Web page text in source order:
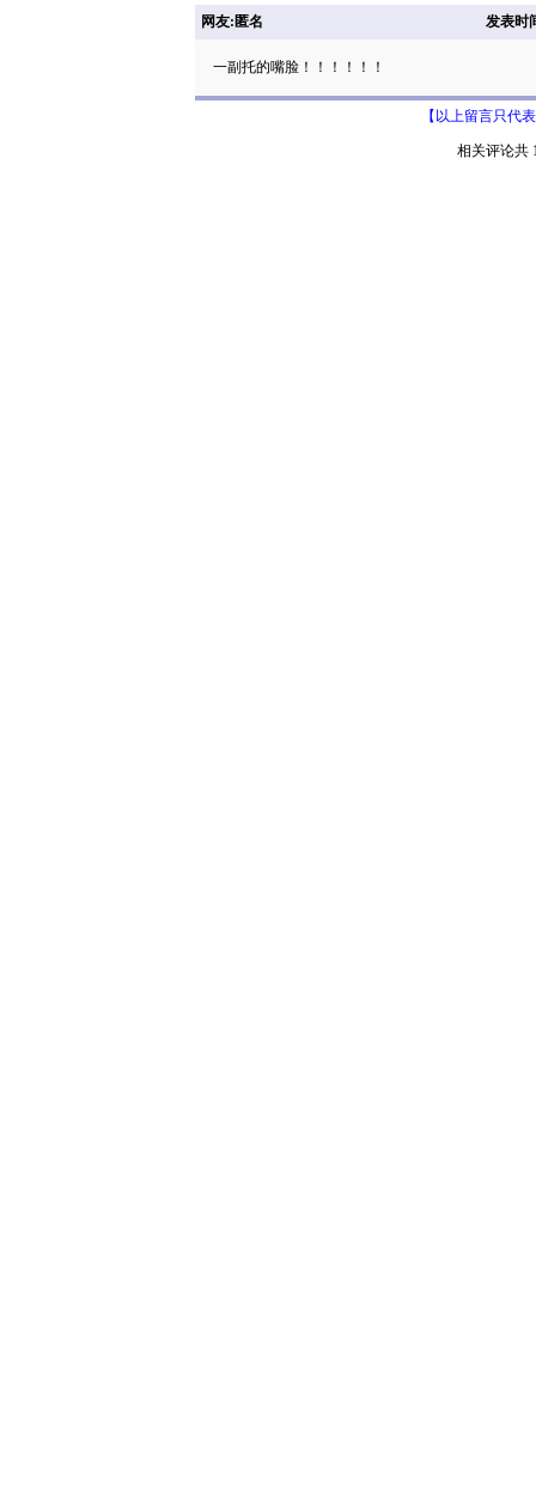
网友:匿名 发表时
一副托的嘴脸！！！！！！
【以上留言只代
相关评论共